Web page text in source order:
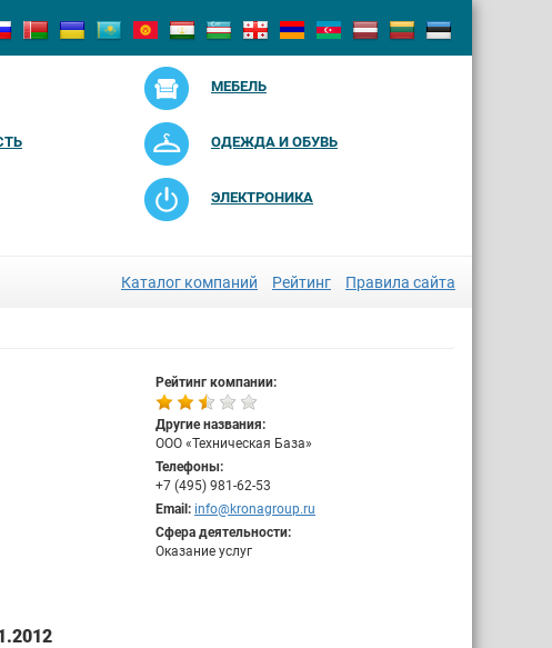
МЕБЕЛЬ
ОДЕЖДА И ОБУВЬ
ЭЛЕКТРОНИКА
Каталог компаний Рейтинг Правила сайта
Рейтинг компании:
Другие названия:
ООО «Техническая База»
Телефоны:
+7 (495) 981-62-53
Email: info@kronagroup.ru
Сфера деятельности:
Оказание услуг